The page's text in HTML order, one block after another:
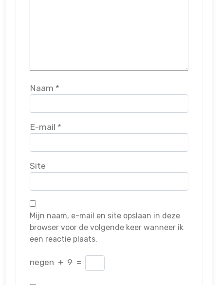
Naam *
E-mail *
Site
Mijn naam, e-mail en site opslaan in deze
browser voor de volgende keer wanneer ik
een reactie plaats.
negen + 9 =